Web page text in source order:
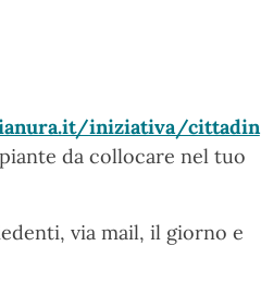
iniziativa/cittadin
da collocare nel tuo
via mail, il giorno e